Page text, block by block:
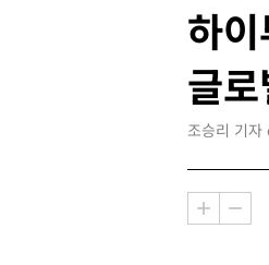
하
글
조승리 기